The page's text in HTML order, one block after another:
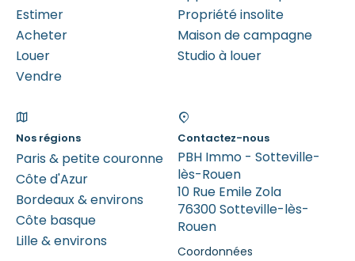
Estimer
Acheter
Louer
Vendre
Propriété insolite
Maison de campagne
Studio à louer
Nos régions
Paris & petite couronne
Côte d'Azur
Bordeaux & environs
Côte basque
Lille & environs
Contactez-nous
PBH Immo - Sotteville-
lès-Rouen
10 Rue Emile Zola
76300 Sotteville-lès-
Rouen
Coordonnées